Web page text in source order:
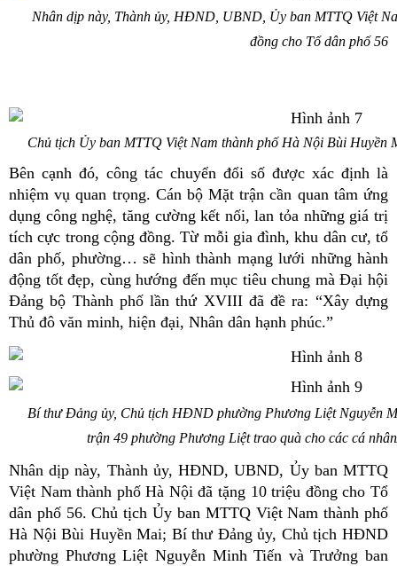
Nhân dịp này, Thành ủy, HĐND, UBND, Ủy ban MTTQ Việt
đồng cho Tổ dân phố 56
Chủ tịch Ủy ban MTTQ Việt Nam thành phố Hà Nội Bùi Huyền
Bên cạnh đó, công tác chuyển đổi số được xác định là
nhiệm vụ quan trọng. Cán bộ Mặt trận cần quan tâm ứng
dụng công nghệ, tăng cường kết nối, lan tỏa những giá trị
tích cực trong cộng đồng. Từ mỗi gia đình, khu dân cư, tổ
dân phố, phường… sẽ hình thành mạng lưới những hành
động tốt đẹp, cùng hướng đến mục tiêu chung mà Đại hội
Đảng bộ Thành phố lần thứ XVIII đã đề ra: “Xây dựng
Thủ đô văn minh, hiện đại, Nhân dân hạnh phúc.”
Bí thư Đảng ủy, Chủ tịch HĐND phường Phương Liệt Nguyễn
trận 49 phường Phương Liệt trao quà cho các cá
Nhân dịp này, Thành ủy, HĐND, UBND, Ủy ban MTTQ
Việt Nam thành phố Hà Nội đã tặng 10 triệu đồng cho Tổ
dân phố 56. Chủ tịch Ủy ban MTTQ Việt Nam thành phố
Hà Nội Bùi Huyền Mai; Bí thư Đảng ủy, Chủ tịch HĐND
phường Phương Liệt Nguyễn Minh Tiến và Trưởng ban